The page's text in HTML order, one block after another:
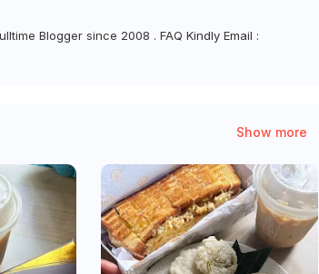
Blogger since 2008 . FAQ Kindly Email :
Show more